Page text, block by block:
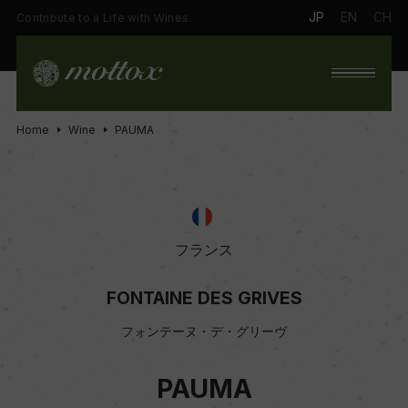
Contribute to a Life with Wines. JP EN CH
Home Wine PAUMA
フランス
FONTAINE DES GRIVES
フォンテーヌ・デ・グリーヴ
PAUMA